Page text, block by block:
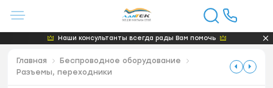
Наши консультанты всегда рады Вам помочь
Главная
Беспроводное оборудование
Разъемы, переходники